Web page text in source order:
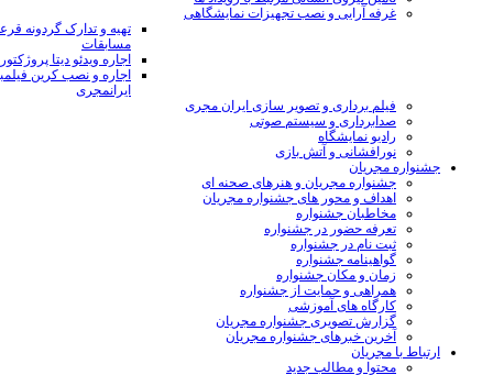
غرفه آرایی و نصب تجهیزات نمایشگاهی
تهیه و تدارک گردونه
مسابقات
اجاره ویدئو دیتا
اجاره و نصب کرین
ایرانمجری
فیلم برداری و تصویر سازی ایران مجری
صدابرداری و سیستم صوتی
رادیو نمایشگاه
نورافشانی و آتش بازی
جشنواره مجریان
جشنواره مجریان و هنرهای صحنه ای
اهداف و محور های جشنواره مجریان
مخاطبان جشنواره
تعرفه حضور در جشنواره
ثبت نام در جشنواره
گواهینامه جشنواره
زمان و مکان جشنواره
همراهی و حمایت از جشنواره
کارگاه های آموزشی
گزارش تصویری جشنواره مجریان
آخرین خبرهای جشنواره مجریان
ارتباط با مجریان
محتوا و مطالب جدید